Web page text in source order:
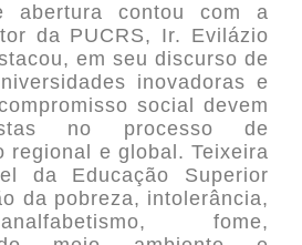
abertura contou com a
da PUCRS, Ir. Evilázio
em seu discurso de
inovadoras e
social devem
no processo de
regional e global. Teixeira
da Educação Superior
da pobreza, intolerância,
fome,